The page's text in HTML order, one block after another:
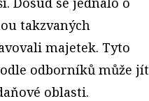
takzvaných
majetek. Tyto
odborníků může jít
oblasti.